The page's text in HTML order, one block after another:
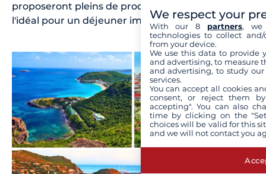
proposeront pleins de produits frais, ce qui est
l'idéal pour un déjeuner improvisé sur la plage.
We respect your
With our 8 partners, we
technologies to collect
from your device.
We use this data to provide
and advertising, to measure
and advertising, to study
services.
You can accept all cookies
consent, or reject them
accepting". You can also
time by clicking on the
choices will be valid for this
and we will not contact you